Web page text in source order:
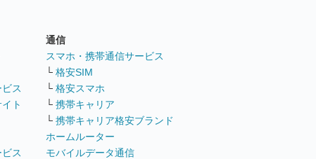
ス
ト
ス
通信
スマホ・携帯通信サービス
└ 格安SIM
└ 格安スマホ
└ 携帯キャリア
└ 携帯キャリア格安ブランド
ホームルーター
モバイルデータ通信